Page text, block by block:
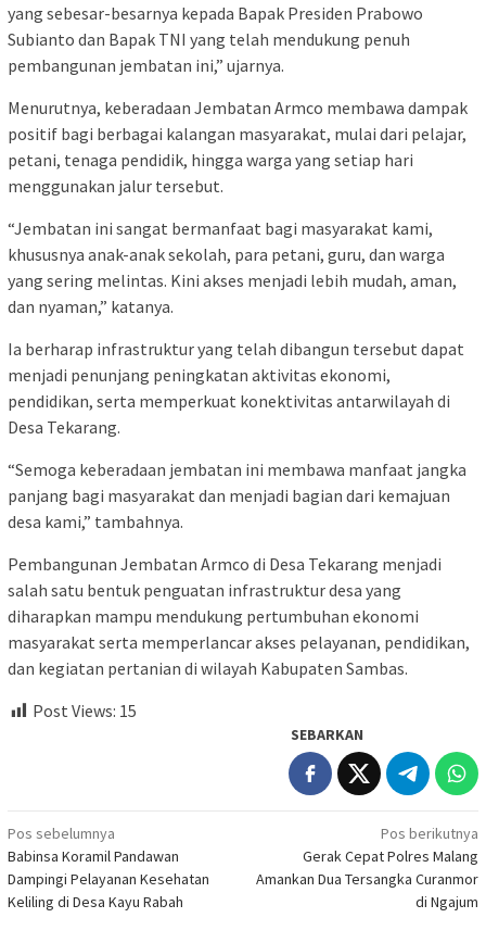
yang sebesar-besarnya kepada Bapak Presiden Prabowo
Subianto dan Bapak TNI yang telah mendukung penuh
pembangunan jembatan ini,” ujarnya.
Menurutnya, keberadaan Jembatan Armco membawa dampak
positif bagi berbagai kalangan masyarakat, mulai dari pelajar,
petani, tenaga pendidik, hingga warga yang setiap hari
menggunakan jalur tersebut.
“Jembatan ini sangat bermanfaat bagi masyarakat kami,
khususnya anak-anak sekolah, para petani, guru, dan warga
yang sering melintas. Kini akses menjadi lebih mudah, aman,
dan nyaman,” katanya.
Ia berharap infrastruktur yang telah dibangun tersebut dapat
menjadi penunjang peningkatan aktivitas ekonomi,
pendidikan, serta memperkuat konektivitas antarwilayah di
Desa Tekarang.
“Semoga keberadaan jembatan ini membawa manfaat jangka
panjang bagi masyarakat dan menjadi bagian dari kemajuan
desa kami,” tambahnya.
Pembangunan Jembatan Armco di Desa Tekarang menjadi
salah satu bentuk penguatan infrastruktur desa yang
diharapkan mampu mendukung pertumbuhan ekonomi
masyarakat serta memperlancar akses pelayanan, pendidikan,
dan kegiatan pertanian di wilayah Kabupaten Sambas.
Post Views: 15
SEBARKAN
Navigasi
pos
Pos sebelumnya
Babinsa Koramil Pandawan
Dampingi Pelayanan Kesehatan
Keliling di Desa Kayu Rabah
Pos berikutnya
Gerak Cepat Polres Malang
Amankan Dua Tersangka Curanmor
di Ngajum